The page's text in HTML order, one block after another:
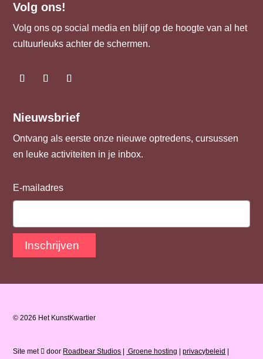
Volg ons!
Volg ons op social media en blijf op de hoogte van al het
cultuurleuks achter de schermen.
Nieuwsbrief
Ontvang als eerste onze nieuwe optredens, cursussen
en leuke activiteiten in je inbox.
E-mailadres
Inschrijven
© 2026 Het KunstKwartier
Site met door Roadbear Studios Groene hosting |privacybeleid